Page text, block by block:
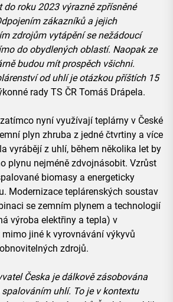
do roku 2023 výrazně zpřísněné
zákazníků a jejich
zdrojům vytápění se nežádoucí
do obydlených oblastí. Naopak ze
budou mít prospěch všichni.
od uhlí je otázkou příštích 15
rady TS ČR Tomáš Drápela.
nyní využívají teplárny v České
plyn zhruba z jedné čtvrtiny a více
vyrábějí z uhlí, během několika let by
plynu nejméně zdvojnásobit. Vzrůst
biomasy a energeticky
Modernizace teplárenských soustav
se zemním plynem a technologií
výroba elektřiny a tepla) v
jiné k vyrovnávání výkyvů
zdrojů.
Česka je dálkově zásobována
spalováním uhlí. To je v kontextu